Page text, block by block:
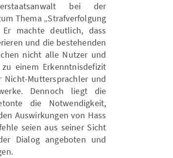
bei der
Thema „Strafverfolgung
machte deutlich, dass
und die bestehenden
nicht alle Nutzer und
einem Erkenntnisdefizit
Muttersprachler und
Dennoch liegt die
die Notwendigkeit,
Auswirkungen von Hass
seien aus seiner Sicht
Dialog angeboten und